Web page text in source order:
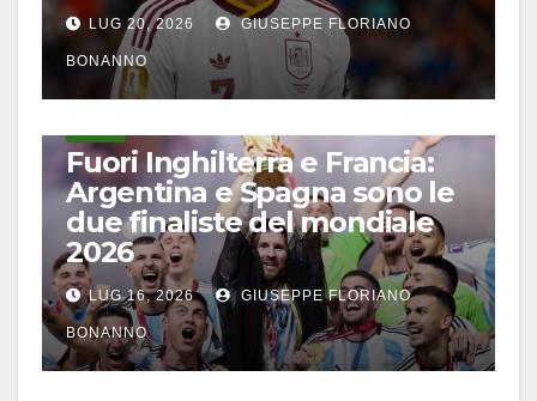
LUG 20, 2026 GIUSEPPE FLORIANO
BONANNO
Fuori Inghilterra e Francia:
Argentina e Spagna sono le
due finaliste del mondiale
2026
LUG 16, 2026 GIUSEPPE FLORIANO
BONANNO